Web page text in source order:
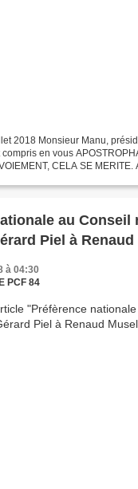
2018 Monsieur Manu,
en vous
CELA SE
au Conseil
Piel à
à 04:30
PCF 84